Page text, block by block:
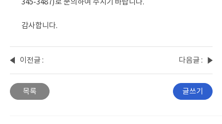
감사합니다.
이전글 :
시도별,
산업별,
규모별,
다음글 :
외국인
수 문의
목록 글쓰기